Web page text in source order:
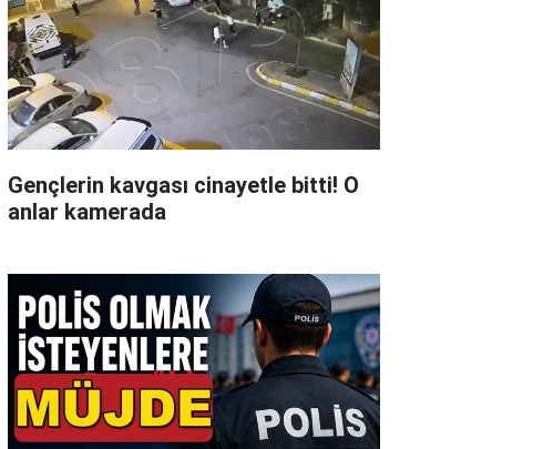
Gençlerin kavgası cinayetle bitti! O
anlar kamerada